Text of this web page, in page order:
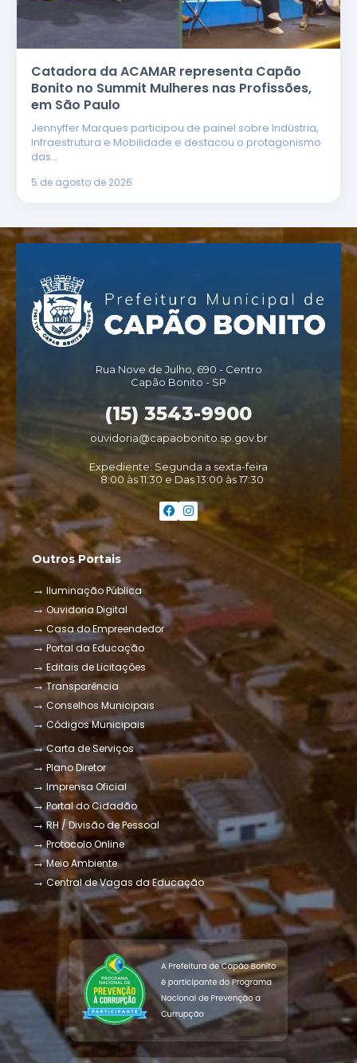
Catadora da ACAMAR representa Capão
Bonito no Summit Mulheres nas Profissões,
em São Paulo
Jennyffer Marques participou de painel sobre Indústria,
Infraestrutura e Mobilidade e destacou o protagonismo
das…
5 de agosto de 2026
Rua Nove de Julho, 690 - Centro
Capão Bonito - SP
(15) 3543-9900
ouvidoria@capaobonito.sp.gov.br
Expediente: Segunda a sexta-feira
8:00 às 11:30 e Das 13:00 às 17:30
Outros Portais
Iluminação Pública
Ouvidoria Digital
Casa do Empreendedor
Portal da Educação
Editais de Licitações
Transparência
Conselhos Municipais
Códigos Municipais
Carta de Serviços
Plano Diretor
Imprensa Oficial
Portal do Cidadão
RH / Divisão de Pessoal
Protocolo Online
Meio Ambiente
Central de Vagas da Educação